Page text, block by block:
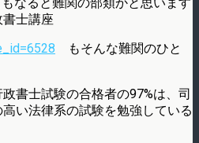
書士講座
もそんな難関のひと
書士試験の合格者の97%は、司
い法律系の試験を勉強している